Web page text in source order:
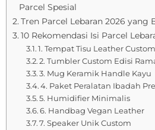
Parcel Spesial
Tren Parcel Lebaran 2026 yang
10 Rekomendasi Isi Parcel
1. Tempat Tisu Leather Custom
2. Tumbler Custom Edisi
3. Mug Keramik Handle Kayu
4. Paket Peralatan Ibadah
5. Humidifier Minimalis
6. Handbag Vegan Leather
7. Speaker Unik Custom